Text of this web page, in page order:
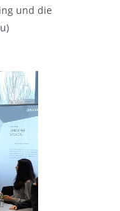
und die